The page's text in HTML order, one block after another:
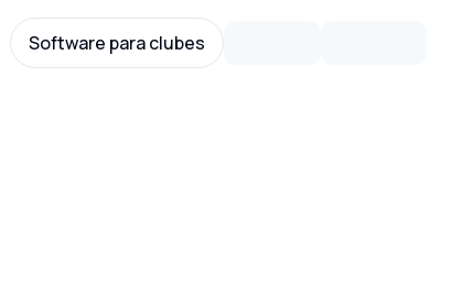
Software para clubes